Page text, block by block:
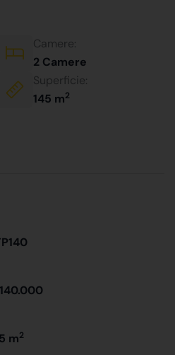
Camere:
2 Camere
Superficie:
145 m2
m2